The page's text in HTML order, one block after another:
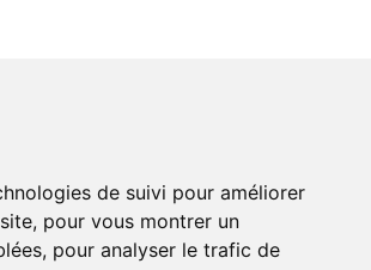
de suivi pour améliorer
pour vous montrer un
pour analyser le trafic de